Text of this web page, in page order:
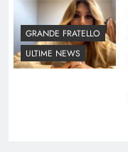
GRANDE FRATELLO
ULTIME NEWS